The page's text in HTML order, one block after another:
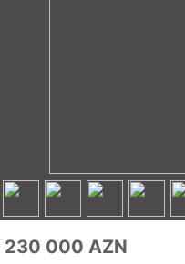
230 000 AZN